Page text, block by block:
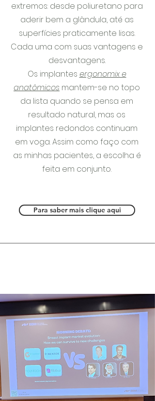
extremos: desde poliuretano para
aderir bem a glândula, até as
superfícies praticamente lisas.
Cada uma com suas vantagens e
desvantagens.
Os implantes ergonomix e
anatômicos mantem-se no topo
da lista quando se pensa em
resultado natural, mas os
implantes redondos continuam
em voga. Assim como faço com
as minhas pacientes, a escolha é
feita em conjunto.
Para saber mais clique aqui